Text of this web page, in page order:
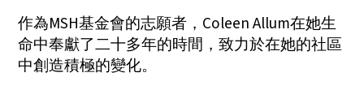
作為MSH基金會的志願者，Coleen Allum在她生
命中奉獻了二十多年的時間，致力於在她的社區
中創造積極的變化。